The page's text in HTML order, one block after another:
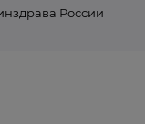
России